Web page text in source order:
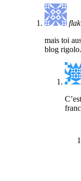
flak
mais toi
blog rigolo.